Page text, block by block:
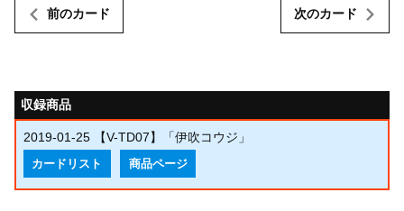
前のカード 次のカード
収録商品
2019-01-25 【V-TD07】「伊吹コウジ」
カードリスト 商品ページ